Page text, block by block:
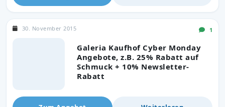
Galeria Kaufhof Cyber Monday
Angebote, z.B. 25% Rabatt auf
Schmuck + 10% Newsletter-
Rabatt
30. November 2015 1